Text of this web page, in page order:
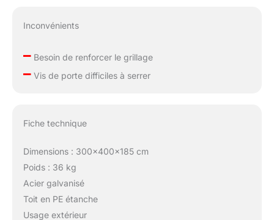
Inconvénients
–Besoin de renforcer le grillage
–Vis de porte difficiles à serrer
Fiche technique
Dimensions : 300x400x185 cm
Poids : 36 kg
Acier galvanisé
Toit en PE étanche
Usage extérieur